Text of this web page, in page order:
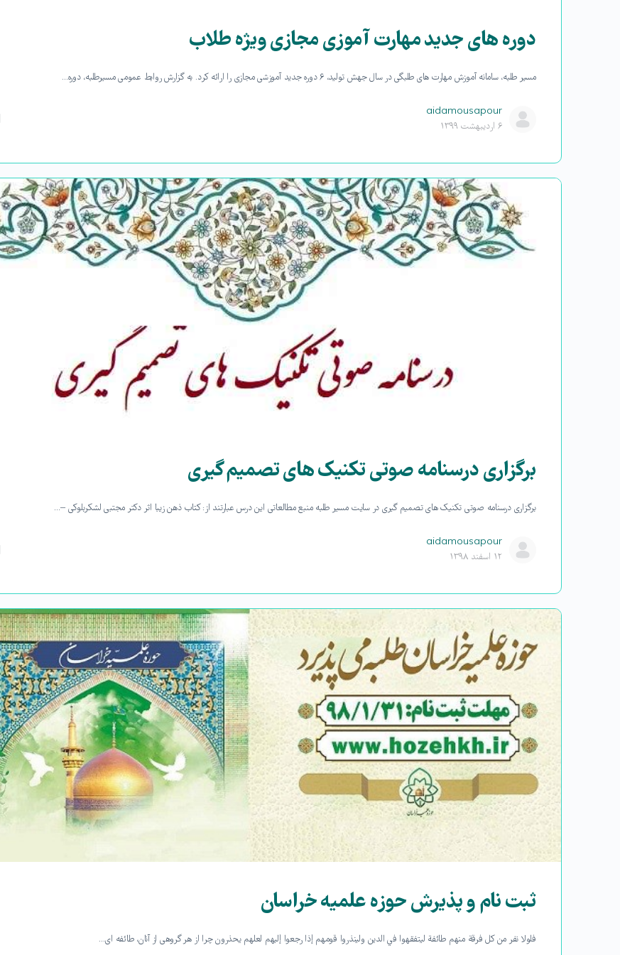
دوره های جدید مهارت آموزی مجازی ویژه طلاب
مسیر طلبه، سامانه آموزش مهارت های طلبگی در سال جهش تولید، ۶ دوره جدید آموزشی مجازی را ارائه کرد. به گزارش روابط عمومی مسیرطلبه، دوره…
aidamousapour
۶ اردیبهشت ۱۳۹۹
برگزاری درسنامه صوتی تکنیک های تصمیم گیری
برگزاری درسنامه صوتی تکنیک های تصمیم گیری در سایت مسیر طلبه منبع مطالعاتی این درس عبارتند از: کتاب ذهن زیبا اثر دکتر مجتبی لشکربلوکی –…
aidamousapour
۱۲ اسفند ۱۳۹۸
ثبت نام و پذیرش حوزه علمیه خراسان
فلولا نفر من كل فرقة منهم طائفة ليتفقهوا في الدين ولينذروا قومهم إذا رجعوا إليهم لعلهم يحذرون چرا از هر گروهی از آنان، طائفه ای…